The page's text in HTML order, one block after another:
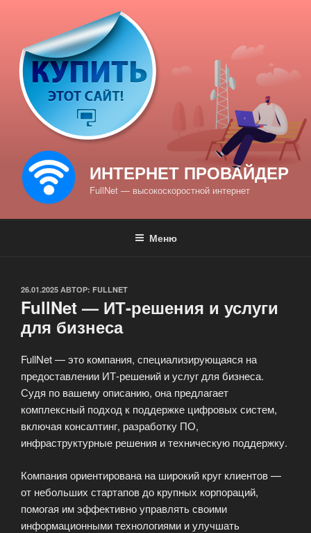
содержимому
ИНТЕРНЕТ ПРОВАЙДЕР
FullNet — высокоскоростной интернет
Меню
ОПУБЛИКОВАНО
26.01.2025 АВТОР: FULLNET
FullNet — ИТ-решения и услуги
для бизнеса
FullNet — это компания, специализирующаяся на
предоставлении ИТ-решений и услуг для бизнеса.
Судя по вашему описанию, она предлагает
комплексный подход к поддержке цифровых систем,
включая консалтинг, разработку ПО,
инфраструктурные решения и техническую поддержку.
Компания ориентирована на широкий круг клиентов —
от небольших стартапов до крупных корпораций,
помогая им эффективно управлять своими
информационными технологиями и улучшать